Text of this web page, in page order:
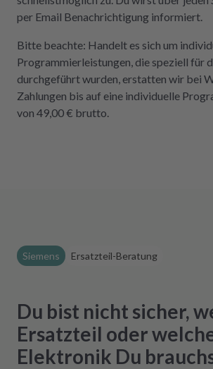
per Email Benachrichtigung informiert.
Bitte beachte: Handelt es sich um
Programmierleistungen, die speziell für
durchgeführt wurden, erstatten wir bei
Zahlungen bis auf eine individuelle
von 49,00 € brutto.
Siemens Ersatzteil-Beratung
Du bist nicht sicher,
Ersatzteil oder
Elektronik Du